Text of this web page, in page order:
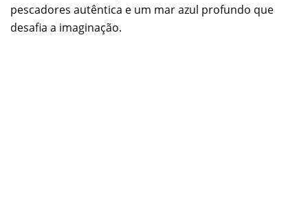
pescadores autêntica e um mar azul profundo que
desafia a imaginação.